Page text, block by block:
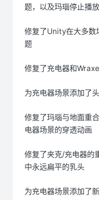
题，以及玛瑙停止播
修复了Unity在大多数
题
修复了充电器和
为充电器场景添加了
修复了玛瑙与地面重
电器场景的穿透动画
修复了夹克/充电器的
中永远扁平的乳头
为充电器场景添加了